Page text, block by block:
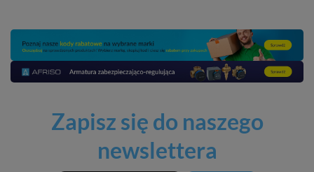
Zapisz się do naszego
newslettera